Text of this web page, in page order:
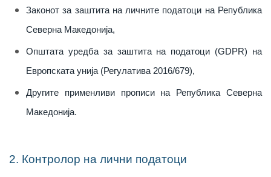
Законот за заштита на личните податоци на Република
Северна Македонија,
Општата уредба за заштита на податоци (GDPR) на
Европската унија (Регулатива 2016/679),
Другите применливи прописи на Република Северна
Македонија.
2. Контролор на лични податоци